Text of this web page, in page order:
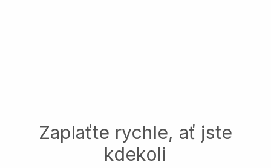
Zaplaťte rychle, ať jste
kdekoli